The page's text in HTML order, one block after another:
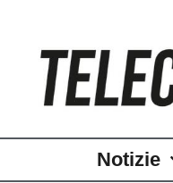
Notizie